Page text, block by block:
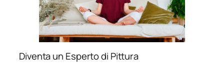
Diventa un Esperto di Pittura